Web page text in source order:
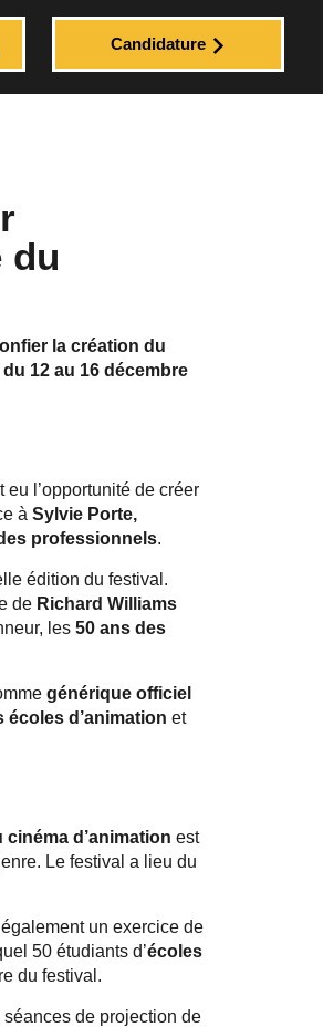
Candidature
du
la création du
12 au 16 décembre
eu l’opportunité de créer
à Sylvie Porte,
professionnels.
édition du festival.
de Richard Williams
les 50 ans des
générique officiel
d’animation et
d’animation est
Le festival a lieu du
un exercice de
50 étudiants d’écoles
du festival.
de projection de